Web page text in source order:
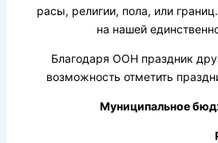
расы, религии, пола, или
на нашей
Благодаря ООН праздник
возможность отметить
Муниципальное